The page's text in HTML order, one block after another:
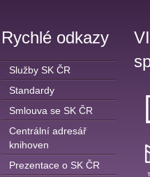
Rychlé odkazy
Služby SK ČR
Standardy
Smlouva se SK ČR
Centrální adresář
knihoven
Prezentace o SK ČR